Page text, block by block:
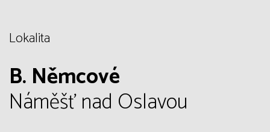
Lokalita
B. Němcové
Náměšť nad Oslavou